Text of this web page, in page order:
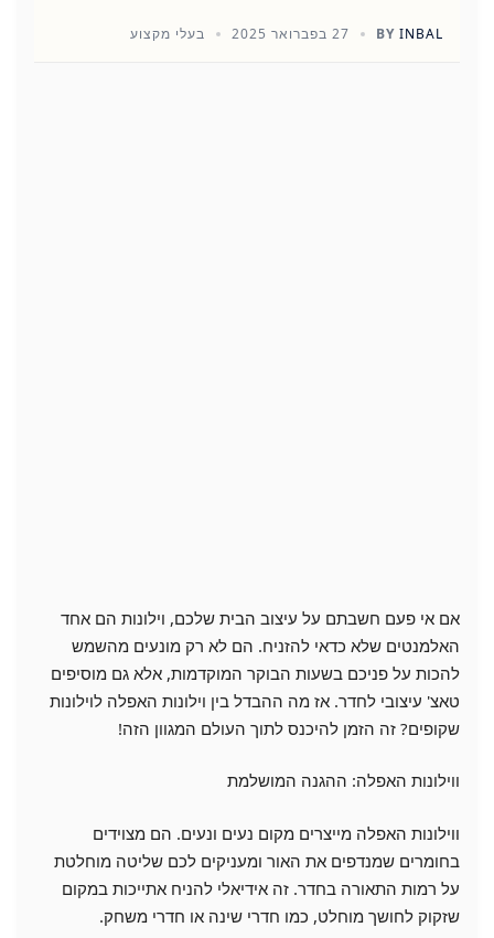
BY INBAL 27 בפברואר 2025 בעלי מקצוע
אם אי פעם חשבתם על עיצוב הבית שלכם, וילונות הם אחד
האלמנטים שלא כדאי להזניח. הם לא רק מונעים מהשמש
להכות על פניכם בשעות הבוקר המוקדמות, אלא גם מוסיפים
טאצ' עיצובי לחדר. אז מה ההבדל בין וילונות האפלה לוילונות
שקופים? זה הזמן להיכנס לתוך העולם המגוון הזה!
ווילונות האפלה: ההגנה המושלמת
ווילונות האפלה מייצרים מקום נעים ונעים. הם מצוידים
בחומרים שמנדפים את האור ומעניקים לכם שליטה מוחלטת
על רמות התאורה בחדר. זה אידיאלי להניח אתייכות במקום
שזקוק לחושך מוחלט, כמו חדרי שינה או חדרי משחק.